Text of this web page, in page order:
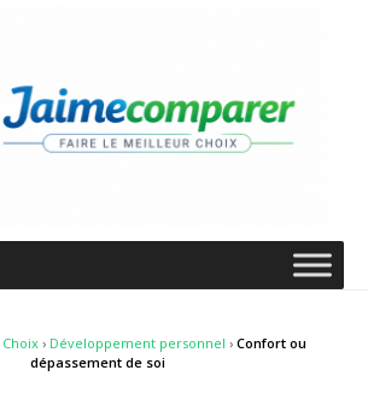
Choix› Développement personnel › Confort ou
dépassement de soi